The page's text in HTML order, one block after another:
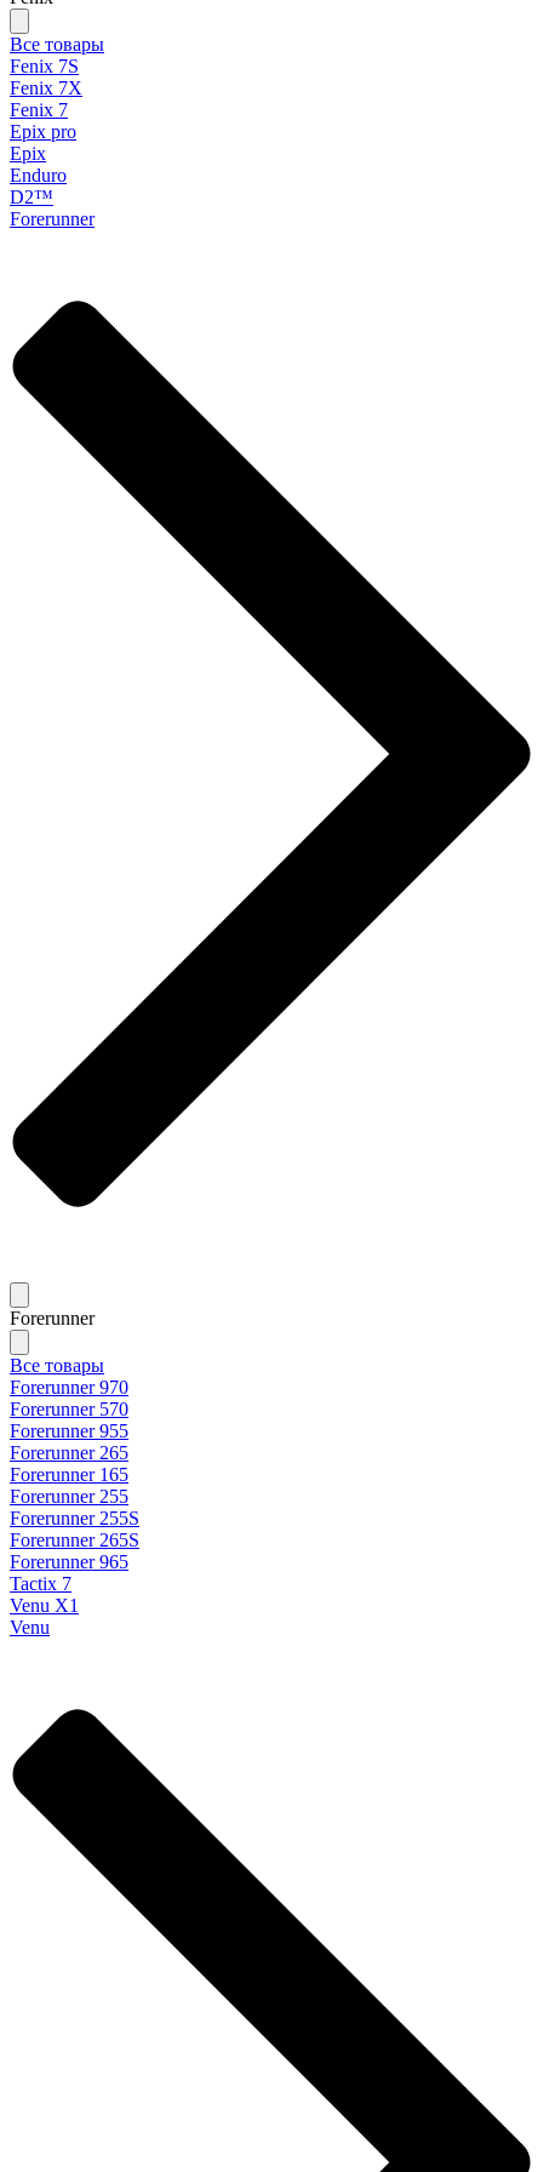
Все товары
Fenix 7S
Fenix 7X
Fenix 7
Epix pro
Epix
Enduro
D2™
Forerunner
Forerunner
Все товары
Forerunner 970
Forerunner 570
Forerunner 955
Forerunner 265
Forerunner 165
Forerunner 255
Forerunner 255S
Forerunner 265S
Forerunner 965
Tactix 7
Venu X1
Venu